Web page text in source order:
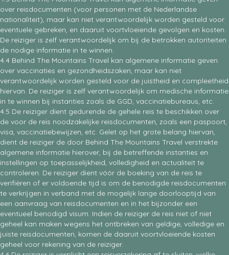
over reisdocumenten (voor personen met de Nederlandse
nationaliteit), maar kan niet verantwoordelijk worden gesteld voor
eventuele gebreken, en daaruit voortvloeiende gevolgen en kosten.
De reiziger is zelf verantwoordelijk om bij de betrokken autoriteiten
de nodige informatie in te winnen.
4.4 Behind The Mountains Travel kan algemene informatie geven
over vaccinaties en gezondheidszaken, maar kan niet
verantwoordelijk worden gesteld voor de juistheid en compleetheid
hiervan. De reiziger is zelf verantwoordelijk om medische informatie
in te winnen bij instanties zoals de GGD, vaccinatiebureaus, etc.
4.5 De reiziger dient gedurende de gehele reis te beschikken over
de voor de reis noodzakelijke reisdocumenten, zoals een paspoort,
visa, vaccinatiebewijzen, etc. Gelet op het grote belang hiervan,
dient de reiziger de door Behind The Mountains Travel verstrekte
algemene informatie hierover, bij de betreffende instanties en
instellingen op toepasselijkheid, volledigheid en actualiteit te
controleren. De reiziger dient vóór de boeking van de reis te
verifiëren of er voldoende tijd is om de benodigde reisdocumenten
te verkrijgen in verband met de mogelijk lange doorlooptijd van
een aanvraag van reisdocumenten en in het bijzonder een
eventueel benodigd visum. Indien de reiziger de reis niet of niet
geheel kan maken wegens het ontbreken van geldige, volledige en
juiste reisdocumenten, komen de daaruit voortvloeiende kosten
geheel voor rekening van de reiziger.